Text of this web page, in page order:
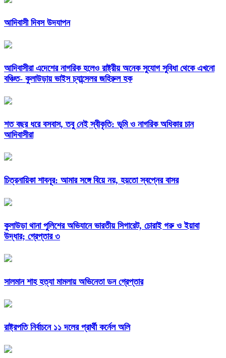
আদিবাসী দিবস উদযাপন
আদিবাসীরা এদেশের নাগরিক হলেও রাষ্ট্রীয় অনেক সুযোগ সুবিধা থেকে এখনো
বঞ্চিত- কুলাউড়ায় ভাইস চ্যান্সেলর জহিরুল হক
শত বছর ধরে বসবাস, তবু নেই স্বীকৃতি: ভূমি ও নাগরিক অধিকার চান
আদিবাসীরা
চিত্রনায়িকা শাবনূর: আমার সঙ্গে বিয়ে নয়, হয়তো স্বপ্নের বাসর
কুলাউড়া থানা পুলিশের অভিযানে ভারতীয় সিগারেট, চোরাই গরু ও ইয়াবা
উদ্ধার; গ্রেপ্তার ৩
সালমান শাহ হত্যা মামলায় অভিনেতা ডন গ্রেপ্তার
রাষ্ট্রপতি নির্বাচনে ১১ দলের প্রার্থী কর্নেল অলি